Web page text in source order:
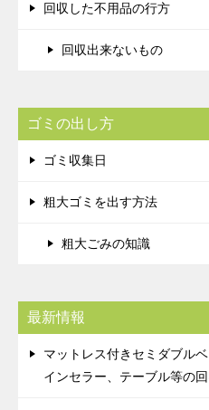
回収した不用品の行方
回収出来ないもの
ゴミの出し方
ゴミ収集日
粗大ゴミを出す方法
粗大ごみの知識
最新情報
マットレス付きセミダブル
インセラー、テーブル等の回